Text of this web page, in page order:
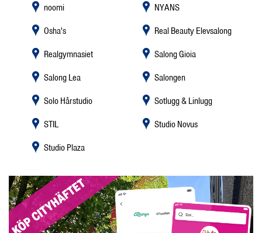
noomi
NYANS
Osha's
Real Beauty Elevsalong
Realgymnasiet
Salong Gioia
Salong Lea
Salongen
Solo Hårstudio
Sotlugg & Linlugg
STIL
Studio Novus
Studio Plaza